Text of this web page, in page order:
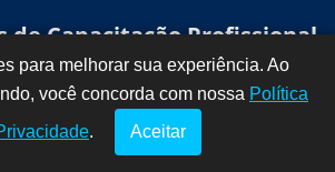
de Capacitação Profissional
Fale
por
para melhorar sua experiência. Ao
você concorda com nossa Política
. Aceitar